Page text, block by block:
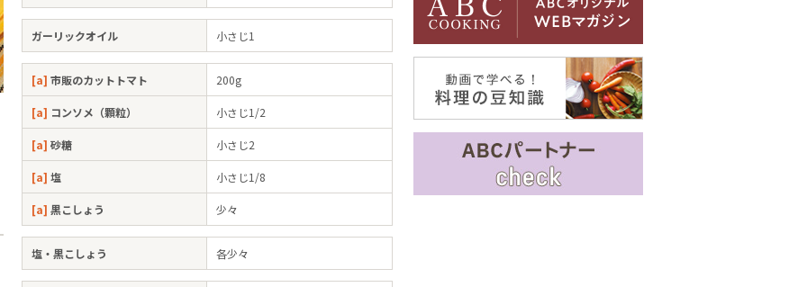
ガーリックオイル 小さじ1
[a] 市販のカットトマト 200g
[a] コンソメ（顆粒） 小さじ1/2
[a] 砂糖 小さじ2
[a] 塩 小さじ1/8
[a] 黒こしょう 少々
塩・黒こしょう 各少々